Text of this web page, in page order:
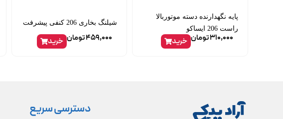
پایه نگهدارنده دسته موتوربالا
راست 206 ایساکو
310,000تومان خرید
شیلنگ بخاری 206 کنفی پیشرفت
459,000تومان خرید
دسترسی سریع